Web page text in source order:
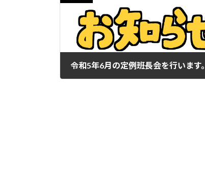
令和5年6月の定例班長会を行います。